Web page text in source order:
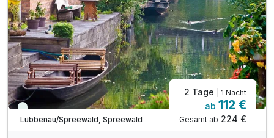
Immer verfügbar
Lübbenau/Spreewald, Spreewald
2 Tage | 1 Nacht
ab 112 €
Gesamt ab 224 €